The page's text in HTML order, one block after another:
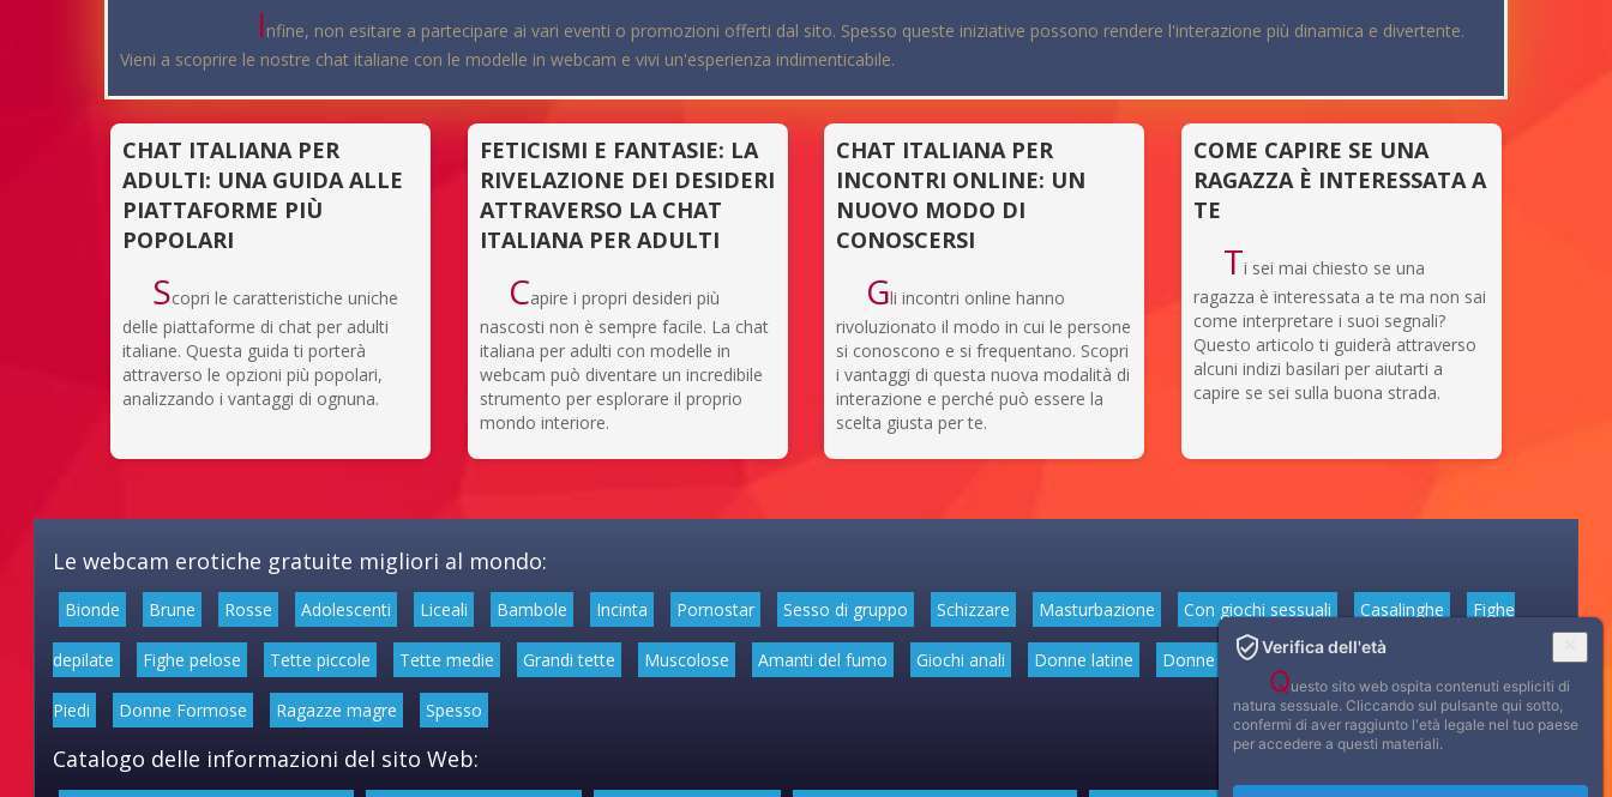
Infine, non esitare a partecipare ai vari eventi o promozioni offerti dal sito. Spesso queste iniziative possono rendere l'interazione più dinamica e divertente.
Vieni a scoprire le nostre chat italiane con le modelle in webcam e vivi un'esperienza indimenticabile.
CHAT ITALIANA PER
ADULTI: UNA GUIDA ALLE
PIATTAFORME PIÙ
POPOLARI
Scopri le caratteristiche uniche
delle piattaforme di chat per adulti
italiane. Questa guida ti porterà
attraverso le opzioni più popolari,
analizzando i vantaggi di ognuna.
FETICISMI E FANTASIE: LA
RIVELAZIONE DEI DESIDERI
ATTRAVERSO LA CHAT
ITALIANA PER ADULTI
Capire i propri desideri più
nascosti non è sempre facile. La chat
italiana per adulti con modelle in
webcam può diventare un incredibile
strumento per esplorare il proprio
mondo interiore.
CHAT ITALIANA PER
INCONTRI ONLINE: UN
NUOVO MODO DI
CONOSCERSI
Gli incontri online hanno
rivoluzionato il modo in cui le persone
si conoscono e si frequentano. Scopri
i vantaggi di questa nuova modalità di
interazione e perché può essere la
scelta giusta per te.
COME CAPIRE SE UNA
RAGAZZA È INTERESSATA A
TE
Ti sei mai chiesto se una
ragazza è interessata a te ma non sai
come interpretare i suoi segnali?
Questo articolo ti guiderà attraverso
alcuni indizi basilari per aiutarti a
capire se sei sulla buona strada.
Le webcam erotiche gratuite migliori al mondo:
Bionde Brune Rosse Adolescenti Liceali Bambole Incinta Pornostar Sesso di gruppo Schizzare Masturbazione Con giochi sessuali Casalinghe Fighe
depilate Fighe pelose Tette piccole Tette medie Grandi tette Muscolose Amanti del fumo Giochi anali Donne latine Donne mature Donne anziane Feticismo dei
Piedi Donne Formose Ragazze magre Spesso
Catalogo delle informazioni del sito Web:
Verifica dell'età
Questo sito web ospita contenuti espliciti di
natura sessuale. Cliccando sul pulsante qui sotto,
confermi di aver raggiunto l'età legale nel tuo paese
per accedere a questi materiali.